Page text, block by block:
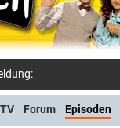
Böhmermann,
Forum Episoden